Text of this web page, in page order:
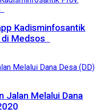
Kadisminfosantik
Medsos
Jalan Melalui Dana